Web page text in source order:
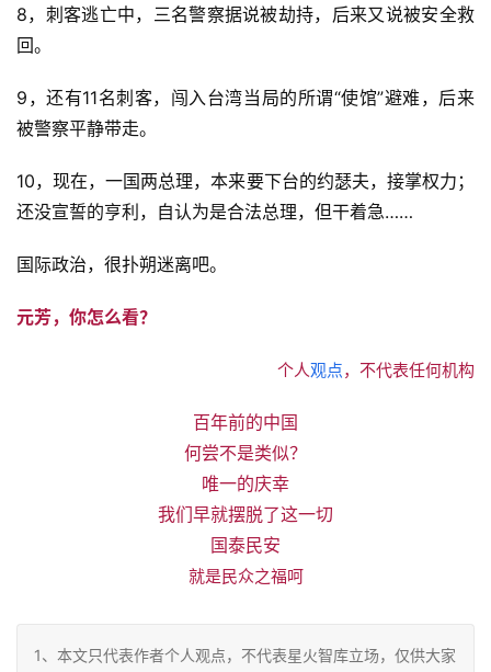
8，刺客逃亡中，三名警察据说被劫持，后来又说被安全救
回。
9，还有11名刺客，闯入台湾当局的所谓“使馆”避难，后来
被警察平静带走。
10，现在，一国两总理，本来要下台的约瑟夫，接掌权力；
还没宣誓的亨利，自认为是合法总理，但干着急……
国际政治，很扑朔迷离吧。
元芳，你怎么看？
个人观点，不代表任何机构
百年前的中国
何尝不是类似？
唯一的庆幸
我们早就摆脱了这一切
国泰民安
就是民众之福呵
1、本文只代表作者个人观点，不代表星火智库立场，仅供大家